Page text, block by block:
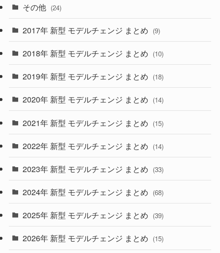
(4)
(30)
(27)
(33)
(10)
(35)
(10)
(9)
(22)
(4)
(9)
(4)
その他 (24)
2017年 新型 モデルチェンジ まとめ (9)
2018年 新型 モデルチェンジ まとめ (10)
2019年 新型 モデルチェンジ まとめ (18)
2020年 新型 モデルチェンジ まとめ (14)
2021年 新型 モデルチェンジ まとめ (15)
2022年 新型 モデルチェンジ まとめ (14)
2023年 新型 モデルチェンジ まとめ (33)
2024年 新型 モデルチェンジ まとめ (68)
2025年 新型 モデルチェンジ まとめ (39)
2026年 新型 モデルチェンジ まとめ (15)